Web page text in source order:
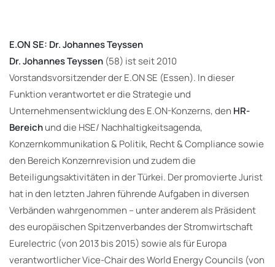
E.ON SE: Dr. Johannes Teyssen
Dr. Johannes Teyssen (58) ist seit 2010
Vorstandsvorsitzender der E.ON SE (Essen). In dieser
Funktion verantwortet er die Strategie und
Unternehmensentwicklung des E.ON-Konzerns, den HR-
Bereichund die HSE/ Nachhaltigkeitsagenda,
Konzernkommunikation & Politik, Recht & Compliance sowie
den Bereich Konzernrevision und zudem die
Beteiligungsaktivitäten in der Türkei. Der promovierte Jurist
hat in den letzten Jahren führende Aufgaben in diversen
Verbänden wahrgenommen – unter anderem als Präsident
des europäischen Spitzenverbandes der Stromwirtschaft
Eurelectric (von 2013 bis 2015) sowie als für Europa
verantwortlicher Vice-Chair des World Energy Councils (von